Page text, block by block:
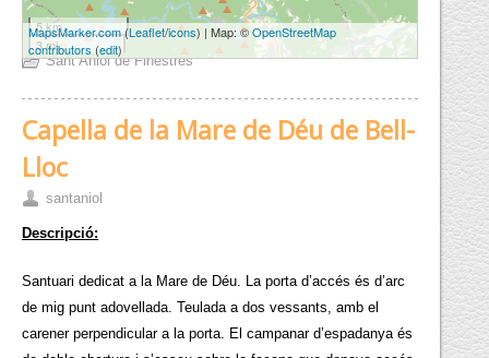
5 km
3 mi
MapsMarker.com(Leaflet/icons) | Map: ©OpenStreetMap
contributors(edit)
Sant Aniol de Finestres
Capella de la Mare de Déu de Bell-
Lloc
santaniol
Descripció:
Santuari dedicat a la Mare de Déu. La porta d’accés és d’arc
de mig punt adovellada. Teulada a dos vessants, amb el
carener perpendicular a la porta. El campanar d’espadanya és